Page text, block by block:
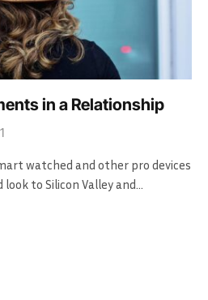
in a Relationship
watched and other pro devices
to Silicon Valley and…